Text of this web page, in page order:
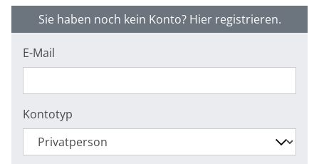
Sie haben noch kein Konto? Hier registrieren.
E-Mail
Kontotyp